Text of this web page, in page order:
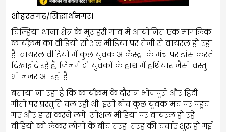
शोहरतगढ़/सिद्धार्थनगर।
चिल्हिया थाना क्षेत्र के मुसहरी गांव में आयोजित एक मांगलिक
कार्यक्रम का वीडियो सोशल मीडिया पर तेजी से वायरल हो रहा
है। वायरल वीडियो में कुछ युवक आर्केस्ट्रा के मंच पर डांस करते
दिखाई दे रहे हैं, जिनमें दो युवकों के हाथ में हथियार जैसी वस्तु
भी नजर आ रही है।
बताया जा रहा है कि कार्यक्रम के दौरान भोजपुरी और हिंदी
गीतों पर प्रस्तुति चल रही थी। इसी बीच कुछ युवक मंच पर पहुंच
गए और डांस करने लगे। सोशल मीडिया पर वायरल हो रहे
वीडियो को लेकर लोगों के बीच तरह-तरह की चर्चाएं शुरू हो गईं।